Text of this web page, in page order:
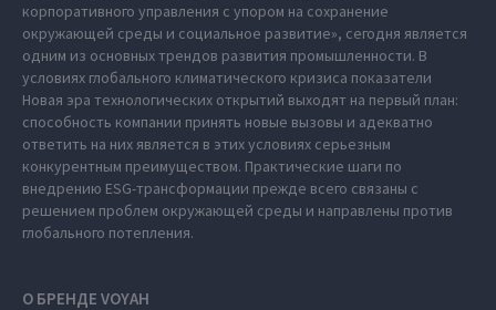
корпоративного управления с упором на сохранение
окружающей среды и социальное развитие», сегодня является
одним из основных трендов развития промышленности. В
условиях глобального климатического кризиса показатели
Новая эра технологических открытий выходят на первый план:
способность компании принять новые вызовы и адекватно
ответить на них является в этих условиях серьезным
конкурентным преимуществом. Практические шаги по
внедрению ESG-трансформации прежде всего связаны с
решением проблем окружающей среды и направлены против
глобального потепления.
О БРЕНДЕ VOYAH